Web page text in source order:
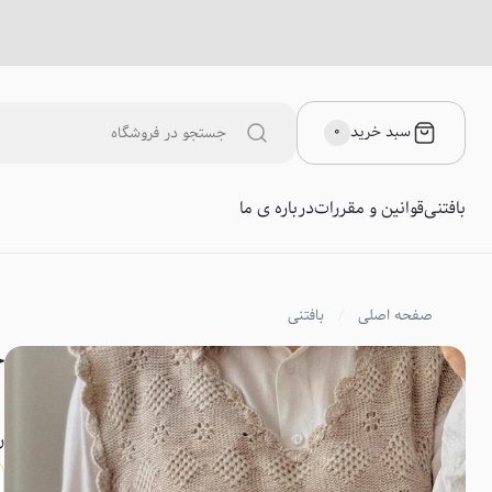
سبد خرید ۰
بافتنیقوانین و مقرراتدرباره ی ما
صفحه اصلی بافتنی